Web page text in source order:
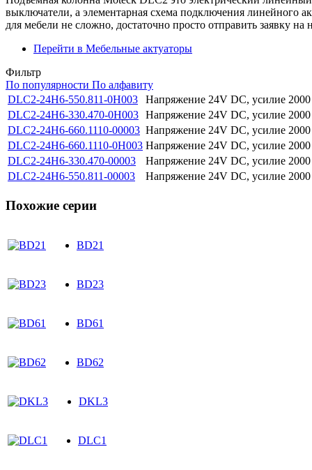
выключатели, а элементарная схема подключения линейного
для мебели не сложно, достаточно просто отправить заявку
Перейти в Мебельные актуаторы
Фильтр
По популярности По алфавиту
DLC2-24H6-550.811-0H003
Напряжение 24V DC, усилие
DLC2-24H6-330.470-0H003 Напряжение 24V DC, усилие
DLC2-24H6-660.1110-00003 Напряжение 24V DC, усилие
DLC2-24H6-660.1110-0H003 Напряжение 24V DC, усилие
DLC2-24H6-330.470-00003
Напряжение 24V DC, усилие
DLC2-24H6-550.811-00003
Напряжение 24V DC, усилие
Похожие серии
BD21
BD23
BD61
BD62
DKL3
DLC1